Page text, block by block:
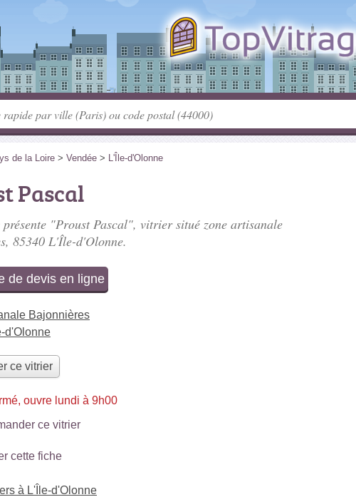
de la Loire > Vendée > L'Île-d'Olonne
Pascal
présente "Proust Pascal", vitrier situé zone artisanale
, 85340 L'Île-d'Olonne.
de devis en ligne
Bajonnières
d'Olonne
ce vitrier
ouvre lundi à 9h00
ce vitrier
cette fiche
à L'Île-d'Olonne